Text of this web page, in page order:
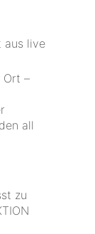
aus live
Ort –
all
zu